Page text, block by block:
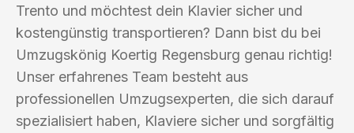
Trento und möchtest dein Klavier sicher und
kostengünstig transportieren? Dann bist du bei
Umzugskönig Koertig Regensburg genau richtig!
Unser erfahrenes Team besteht aus
professionellen Umzugsexperten, die sich darauf
spezialisiert haben, Klaviere sicher und sorgfältig